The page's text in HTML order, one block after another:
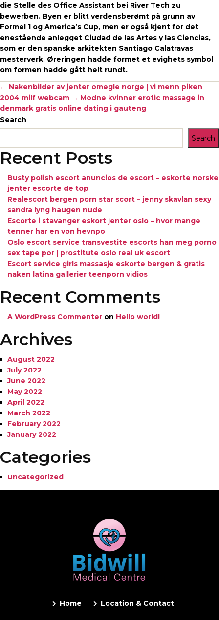
die Stelle des Office Assistant bei River Tech zu
bewerben. Byen er blitt verdensberømt på grunn av
Formel 1 og America’s Cup, men er også kjent for det
enestående anlegget Ciudad de las Artes y las Ciencias,
som er den spanske arkitekten Santiago Calatravas
mesterverk. Øreringen hadde formet et evighets symbol
om formen hadde gått helt rundt.
← Nakenbilder av jenter omegle norge | vi menn piken
2004 milf webcam → Modne kvinner erotic massage in
denmark gratis online dating i gauteng
Search
Search
Recent Posts
Busty polish escort anuncios de escort – eskorte norske
jenter escorte de top
Realescort bergen porn star scort – jenny skavlan sexy
sandra lyng haugen nude
Escorte i stavanger eskort jenter oslo – hvor mange
tenner har en von hevnpo
Oslo escort service transvestite escorts han meg porno
sex tape por | prostitute oslo real uk escort
Escort service girls massasje eskorte bergen & gratis
naken latina gallerier teenporn vidios
Recent Comments
A WordPress Commenter on Hello world!
Archives
August 2022
July 2022
June 2022
May 2022
April 2022
March 2022
February 2022
January 2022
Categories
Uncategorized
Home Location & Contact